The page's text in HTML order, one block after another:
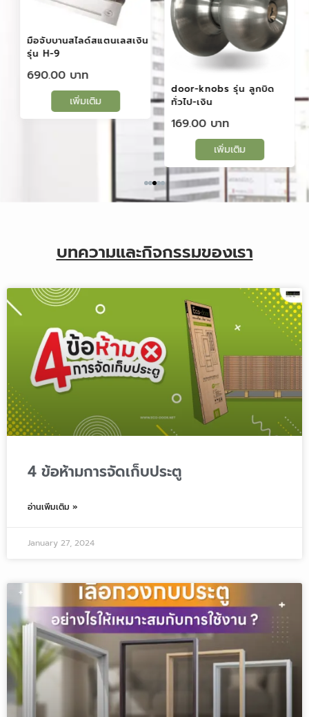
มือจับบานสไลด์สแตนเลสเงิน
รุ่น H-9
690.00
เพิ่มเติม
door-knobs รุ่น ลูกบิด
ทั่วไป-เงิน
169.00
เพิ่มเติม
บทความและกิจกรรมของเรา
4 ข้อห้ามการจัดเก็บประตู
อ่านเพิ่มเติม »
January 27, 2024